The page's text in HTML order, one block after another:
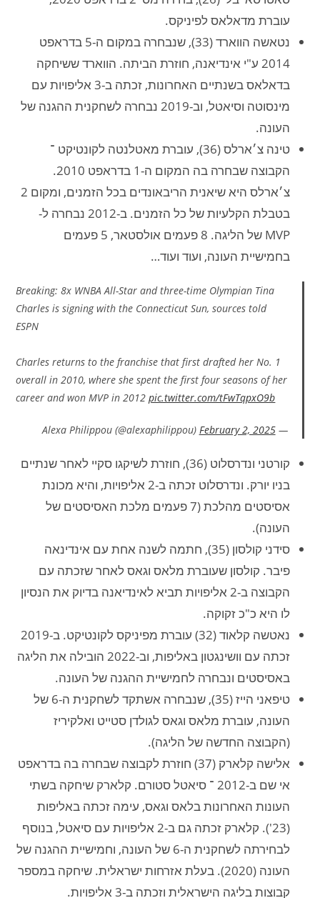
עוברת מדאלאס לפיניקס.
נטאשה הווארד (33), שנבחרה במקום ה-5 בדראפט
2014 ע"י אינדיאנה, חוזרת הביתה. הווארד ששיחקה
בדאלאס בשנתיים האחרונות, זכתה ב-3 אליפויות עם
מינסוטה וסיאטל, וב-2019 נבחרה לשחקנית ההגנה של
העונה.
טינה צ׳ארלס (36), עוברת מאטלנטה לקונטיקט ־
הקבוצה שבחרה בה המקום ה-1 בדראפט 2010.
צ׳ארלס היא שיאנית הריבאונדים בכל הזמנים, ומקום 2
בטבלת הקלעיות של כל הזמנים. ב-2012 נבחרה ל-
MVP של הליגה. 8 פעמים אולסטאר, 5 פעמים
בחמישיית העונה, ועוד ועוד…
Breaking: 8x WNBA All-Star and three-time Olympian Tina
Charles is signing with the Connecticut Sun, sources told
ESPN
Charles returns to the franchise that first drafted her No. 1
overall in 2010, where she spent the first four seasons of her
career and won MVP in 2012pic.twitter.com/tFwTqpxO9b
— Alexa Philippou (@alexaphilippou)
February 2, 2025
קורטני ונדרסלוט (36), חוזרת לשיקגו סקיי לאחר שנתיים
בניו יורק. ונדרסלוט זכתה ב-2 אליפויות, והיא מכונת
אסיסטים מהלכת (7 פעמים מלכת האסיסטים של
העונה).
סידני קולסון (35), חתמה לשנה אחת עם אינדינאה
פיבר. קולסון שעוברת מלאס וגאס לאחר שזכתה עם
הקבוצה ב-2 אליפויות תביא לאינדיאנה בדיוק את הנסיון
לו היא כ"כ זקוקה.
נאטשה קלאוד (32) עוברת מפיניקס לקונטיקט. ב-2019
זכתה עם וושינגטון באליפות, וב-2022 הובילה את הליגה
באסיסטים ונבחרה לחמישיית ההגנה של העונה.
טיפאני הייז (35), שנבחרה אשתקד לשחקנית ה-6 של
העונה, עוברת מלאס וגאס לגולדן סטייט ואלקיריז
(הקבוצה החדשה של הליגה).
אלישה קלארק (37) חוזרת לקבוצה שבחרה בה בדראפט
אי שם ב-2012 ־ סיאטל סטורם. קלארק שיחקה בשתי
העונות האחרונות בלאס וגאס, עימה זכתה באליפות
(23'). קלארק זכתה גם ב-2 אליפויות עם סיאטל, בנוסף
לבחירתה לשחקנית ה-6 של העונה, וחמישיית ההגנה של
העונה (2020). בעלת אזרחות ישראלית. שיחקה במספר
קבוצות בליגה הישראלית וזכתה ב-3 אליפויות.